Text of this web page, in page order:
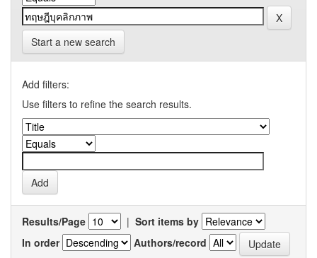
Start a new search
Add filters:
Use filters to refine the search results.
Results/Page | Sort items by
In order
Authors/record